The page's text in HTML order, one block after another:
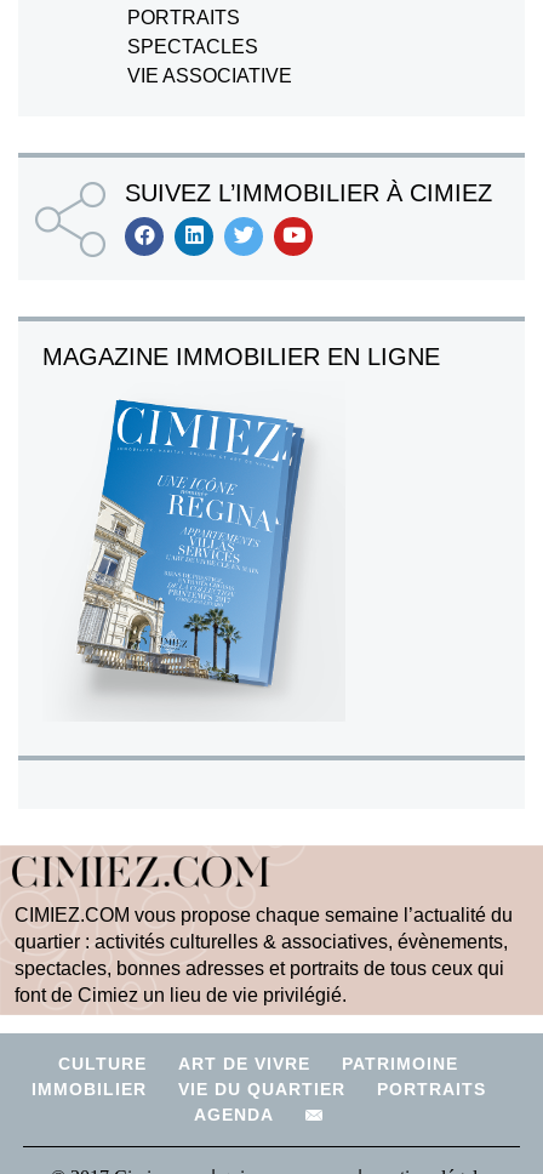
PORTRAITS
SPECTACLES
VIE ASSOCIATIVE
SUIVEZ L’IMMOBILIER À CIMIEZ
MAGAZINE IMMOBILIER EN LIGNE
CIMIEZ.COM vous propose chaque semaine l’actualité du
quartier : activités culturelles & associatives, évènements,
spectacles, bonnes adresses et portraits de tous ceux qui
font de Cimiez un lieu de vie privilégié.
CULTURE ART DE VIVRE
PATRIMOINE
IMMOBILIER
VIE DU QUARTIER
PORTRAITS
AGENDA